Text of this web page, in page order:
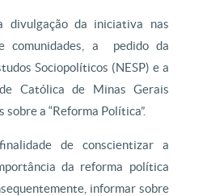
divulgação da iniciativa nas
comunidades, a pedido da
Sociopolíticos (NESP) e a
Católica de Minas Gerais
a “Reforma Política”.
de conscientizar a
da reforma política
informar sobre